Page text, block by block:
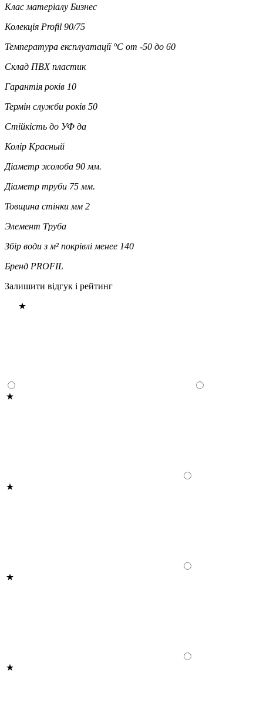
Клас матеріалу Бизнес
Колекція Profil 90/75
Температура експлуатації °C от -50 до 60
Склад ПВХ пластик
Гарантія років 10
Термін служби років 50
Стійкість до УФ да
Колір Красный
Діаметр жолоба 90 мм.
Діаметр труби 75 мм.
Товщина стінки мм 2
Элемент Труба
Збір води з м² покрівлі менее 140
Бренд PROFIL
Залишити відгук і рейтинг